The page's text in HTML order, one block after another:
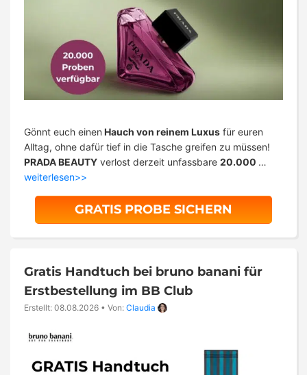
Gönnt euch einen Hauch von reinem Luxus für euren
Alltag, ohne dafür tief in die Tasche greifen zu müssen!
PRADA BEAUTY verlost derzeit unfassbare 20.000 …
weiterlesen>>
GRATIS PROBE SICHERN
Gratis Handtuch bei bruno banani für
Erstbestellung im BB Club
Erstellt: 08.08.2026 • Von: Claudia